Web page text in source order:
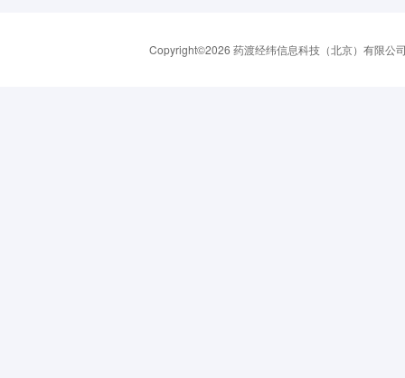
Copyright©2026 药渡经纬信息科技（北京）有限公